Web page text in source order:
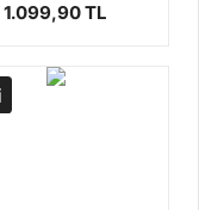
1.099,90 TL